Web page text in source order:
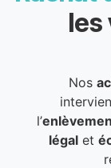
les
Nos
l’
légalet